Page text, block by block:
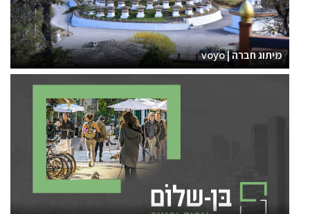
מיתוג חברה | voyo